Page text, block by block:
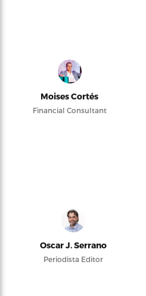
Moises Cortés
Financial Consultant
Oscar J. Serrano
Periodista Editor